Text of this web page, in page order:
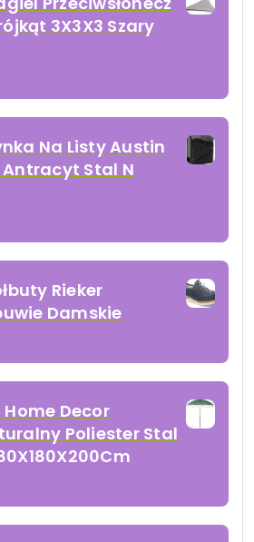
3X3X3 Szary
Na Listy Austin
Antracyt Stal N
Rieker
Damskie
Decor
Poliester Stal